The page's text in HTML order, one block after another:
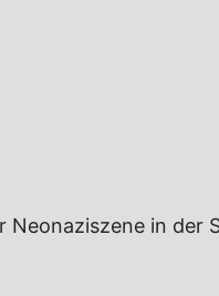
Neonaziszene in der